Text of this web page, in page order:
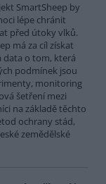
SmartSheep by
lépe chránit
před útoky vlků.
má za cíl získat
data o tom, která
podmínek jsou
monitoring
šetření mezi
na základě těchto
ochrany stád,
zemědělské